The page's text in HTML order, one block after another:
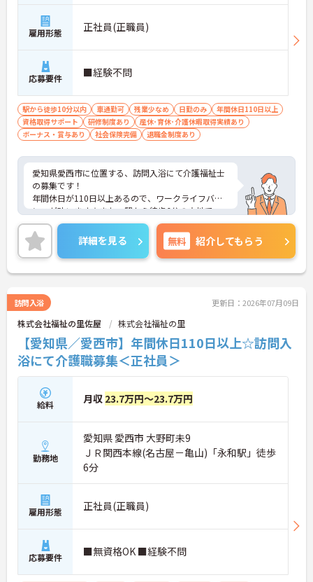
雇用形態 正社員(正職員)
応募要件 ■経験不問
駅から徒歩10分以内 車通勤可 残業少なめ 日勤のみ
年間休日110日以上
資格取得サポート
研修制度あり
産休･育休･介護休暇取得実績あり
ボーナス・賞与あり
社会保険完備 退職金制度あり
愛知県愛西市に位置する、訪問入浴にて介護福祉士
の募集です！
年間休日が110日以上あるので、ワークライフバラ
ンスが叶います☆また、駅から徒歩6分の立地で、
マイカー通勤も可能なので通勤らくらくです◎
ご興味のある方には、面接対策ポイントなど、さら
に詳細をお話しいたしますのでお気軽にご相談くだ
さい！
詳細を見る 無料 紹介してもらう
訪問入浴 更新日：2026年07月09日
株式会社福祉の里佐屋 株式会社福祉の里
【愛知県／愛西市】年間休日110日以上☆訪問入
浴にて介護職募集＜正社員＞
給料 月収 23.7万円～23.7万円
勤務地
愛知県 愛西市 大野町未9
ＪＲ関西本線(名古屋－亀山)「永和駅」徒歩
6分
雇用形態 正社員(正職員)
応募要件 ■無資格OK ■経験不問